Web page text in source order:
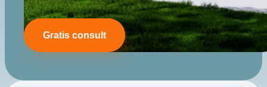
Gratis consult